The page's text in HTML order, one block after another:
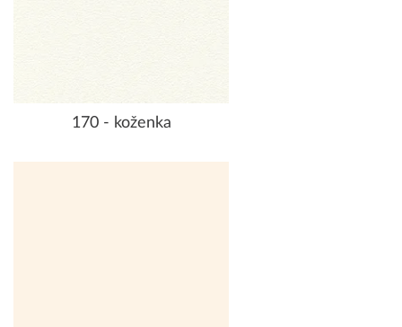
170 - koženka